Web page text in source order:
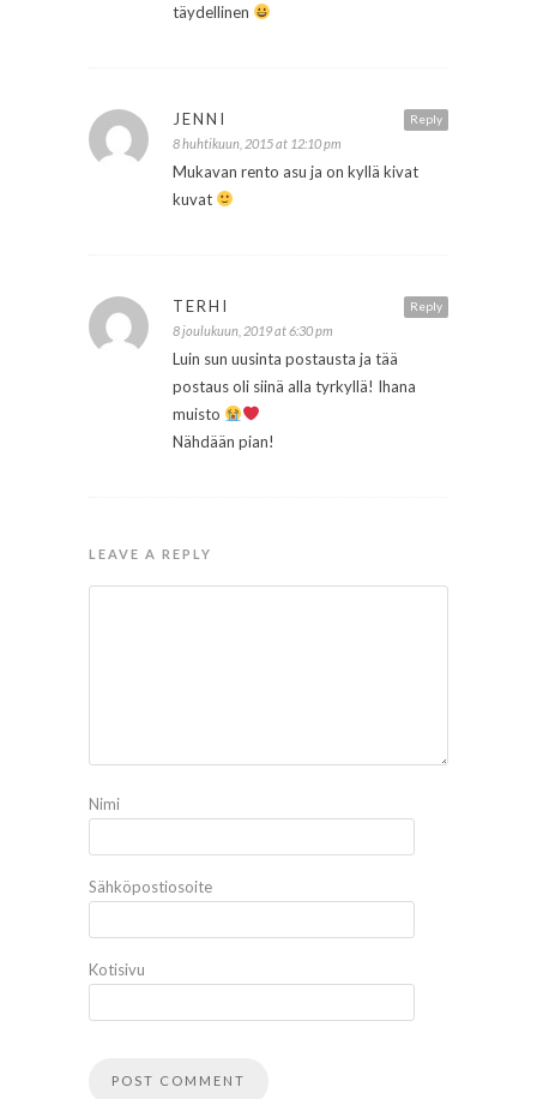
täydellinen
Reply
JENNI
8 huhtikuun, 2015 at 12:10 pm
Mukavan rento asu ja on kyllä kivat
kuvat
Reply
TERHI
8 joulukuun, 2019 at 6:30 pm
Luin sun uusinta postausta ja tää
postaus oli siinä alla tyrkyllä! Ihana
muisto
Nähdään pian!
LEAVE A REPLY
Nimi
Sähköpostiosoite
Kotisivu